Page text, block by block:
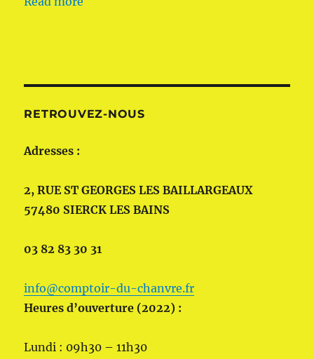
RETROUVEZ-NOUS
Adresses :
2, RUE ST GEORGES LES BAILLARGEAUX
57480 SIERCK LES BAINS
03 82 83 30 31
info@comptoir-du-chanvre.fr
Heures d’ouverture (2022) :
Lundi : 09h30 – 11h30